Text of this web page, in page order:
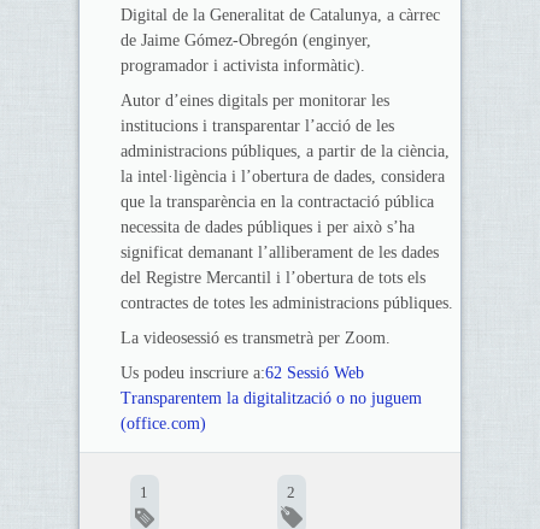
Digital de la Generalitat de Catalunya, a càrrec
de Jaime Gómez-Obregón (enginyer,
programador i activista informàtic).
Autor d’eines digitals per monitorar les
institucions i transparentar l’acció de les
administracions públiques, a partir de la ciència,
la intel·ligència i l’obertura de dades, considera
que la transparència en la contractació pública
necessita de dades públiques i per això s’ha
significat demanant l’alliberament de les dades
del Registre Mercantil i l’obertura de tots els
contractes de totes les administracions públiques.
La videosessió es transmetrà per Zoom.
Us podeu inscriure a:62 Sessió Web
Transparentem la digitalització o no juguem
(office.com)
1 2